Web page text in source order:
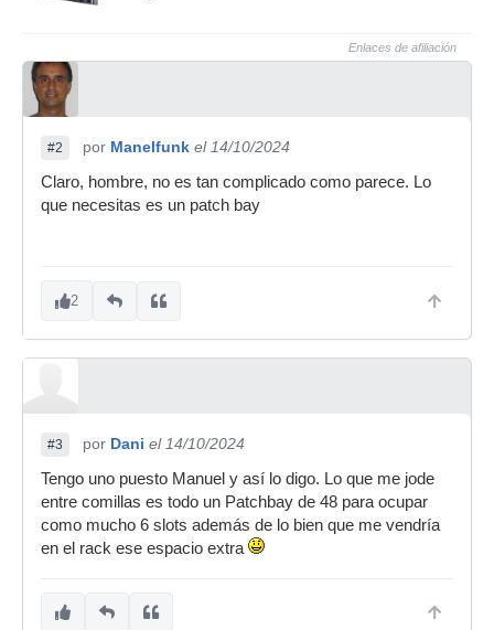
Enlaces de afiliación
#2 por Manelfunk el 14/10/2024
Claro, hombre, no es tan complicado como parece. Lo
que necesitas es un patch bay
2
#3 por Dani el 14/10/2024
Tengo uno puesto Manuel y así lo digo. Lo que me jode
entre comillas es todo un Patchbay de 48 para ocupar
como mucho 6 slots además de lo bien que me vendría
en el rack ese espacio extra